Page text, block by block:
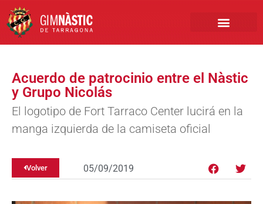
Acuerdo de patrocinio entre el Nàstic
y Grupo Nicolás
El logotipo de Fort Tarraco Center lucirá en la
manga izquierda de la camiseta oficial
Volver 05/09/2019